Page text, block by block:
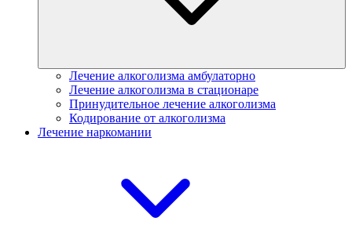
Лечение алкоголизма амбулаторно
Лечение алкоголизма в стационаре
Принудительное лечение алкоголизма
Кодирование от алкоголизма
Лечение наркомании